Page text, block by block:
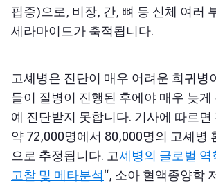
핍증)으로, 비장, 간, 뼈 등 신체 여러
세라마이드가 축적됩니다.
고셰병은 진단이 매우 어려운 희귀병
들이 질병이 진행된 후에야 매우 늦
예 진단받지 못합니다. 기사에 따르면
약 72,000명에서 80,000명의 고셰병
으로 추정됩니다. 고셰병의 글로벌 역
고찰 및 메타분석“, 소아 혈액종양학